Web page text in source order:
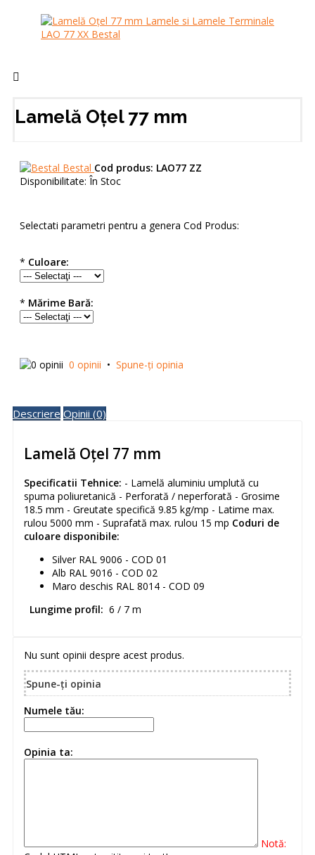
Lamelă Oțel 77 mm
Bestal Cod produs: LAO77 ZZ
Disponibilitate: În Stoc
Selectati parametri pentru a genera Cod Produs:
* Culoare:
* Mărime Bară:
0 opinii • Spune-ţi opinia
Descriere Opinii (0)
Lamelă Oțel 77 mm
Specificatii Tehnice: - Lamelă aluminiu umplută cu
spuma poliuretanică - Perforată / neperforată - Grosime
18.5 mm - Greutate specifică 9.85 kg/mp - Latime max.
rulou 5000 mm - Suprafată max. rulou 15 mp Coduri de
culoare disponibile:
Silver RAL 9006 - COD 01
Alb RAL 9016 - COD 02
Maro deschis RAL 8014 - COD 09
Lungime profil: 6 / 7 m
Nu sunt opinii despre acest produs.
Spune-ţi opinia
Numele tău:
Opinia ta:
Notă: